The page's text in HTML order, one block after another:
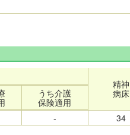
うち介護
保険適用
精神
病床
- 34